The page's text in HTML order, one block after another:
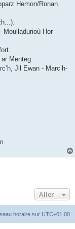
Hemon/Ronan
Moulladurioù Hor
Menteg.
Jil Ewan - Marc’h-
Aller
horaire sur UTC+01:00